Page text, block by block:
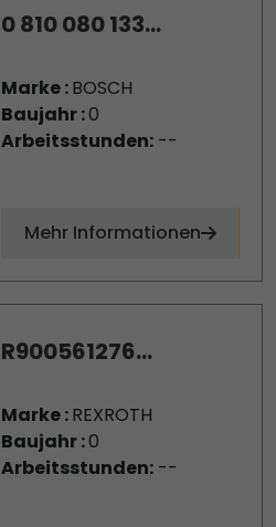
0 810 080 133...
Marke :BOSCH
Baujahr :0
Arbeitsstunden:--
Mehr Informationen
R900561276...
Marke :REXROTH
Baujahr :0
Arbeitsstunden:--